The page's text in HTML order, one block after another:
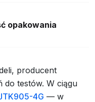
opakowania
producent
do testów. W ciągu
4G — w